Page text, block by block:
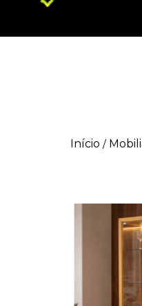
Início /